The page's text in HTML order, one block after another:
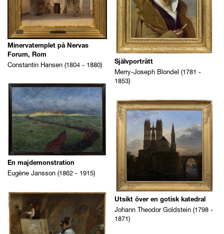
Minervatemplet på Nervas
Forum, Rom
Constantin Hansen (1804 - 1880) Självporträtt
Merry-Joseph Blondel (1781 -
1853)
En majdemonstration
Eugène Jansson (1862 - 1915)
Utsikt över en gotisk katedral
Johann Theodor Goldstein (1798 -
1871)